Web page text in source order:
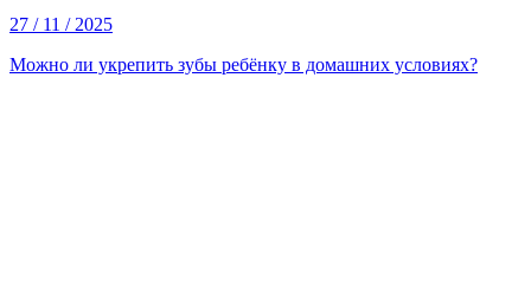
27 / 11 / 2025
Можно ли укрепить зубы ребёнку в домашних условиях?